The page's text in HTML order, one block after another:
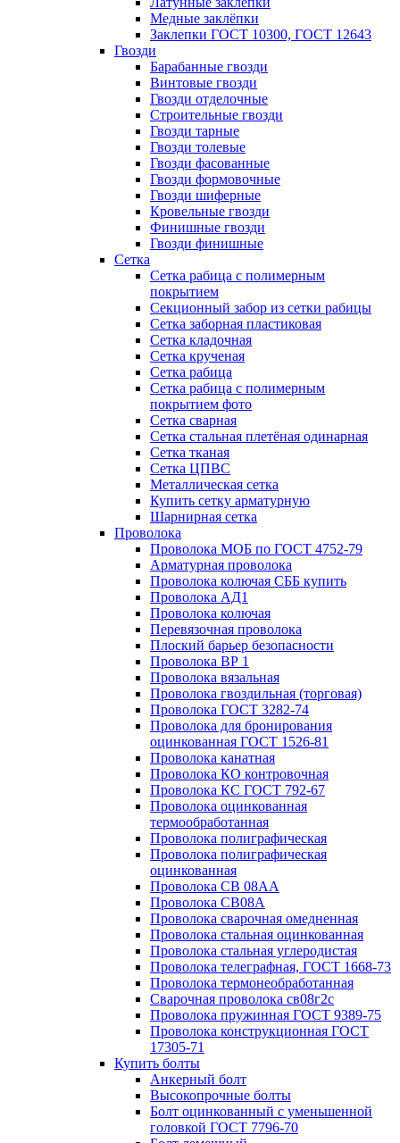
Медные заклёпки
Заклепки ГОСТ 10300, ГОСТ 12643
Гвозди
Барабанные гвозди
Винтовые гвозди
Гвозди отделочные
Строительные гвозди
Гвозди тарные
Гвозди толевые
Гвозди фасованные
Гвозди формовочные
Гвозди шиферные
Кровельные гвозди
Финишные гвозди
Гвозди финишные
Сетка
Сетка рабица с полимерным
покрытием
Секционный забор из сетки рабицы
Сетка заборная пластиковая
Сетка кладочная
Сетка крученая
Сетка рабица
Сетка рабица с полимерным
покрытием фото
Сетка сварная
Сетка стальная плетёная одинарная
Сетка тканая
Сетка ЦПВС
Металлическая сетка
Купить сетку арматурную
Шарнирная сетка
Проволока
Проволока МОБ по ГОСТ 4752-79
Арматурная проволока
Проволока колючая СББ купить
Проволока АД1
Проволока колючая
Перевязочная проволока
Плоский барьер безопасности
Проволока ВР 1
Проволока вязальная
Проволока гвоздильная (торговая)
Проволока ГОСТ 3282-74
Проволока для бронирования
оцинкованная ГОСТ 1526-81
Проволока канатная
Проволока КО контровочная
Проволока КС ГОСТ 792-67
Проволока оцинкованная
термообработанная
Проволока полиграфическая
Проволока полиграфическая
оцинкованная
Проволока СВ 08АА
Проволока СВ08А
Проволока сварочная омедненная
Проволока стальная оцинкованная
Проволока стальная углеродистая
Проволока телеграфная, ГОСТ 1668-73
Проволока термонеобработанная
Сварочная проволока св08г2с
Проволока пружинная ГОСТ 9389-75
Проволока конструкционная ГОСТ
17305-71
Купить болты
Анкерный болт
Высокопрочные болты
Болт оцинкованный с уменьшенной
головкой ГОСТ 7796-70